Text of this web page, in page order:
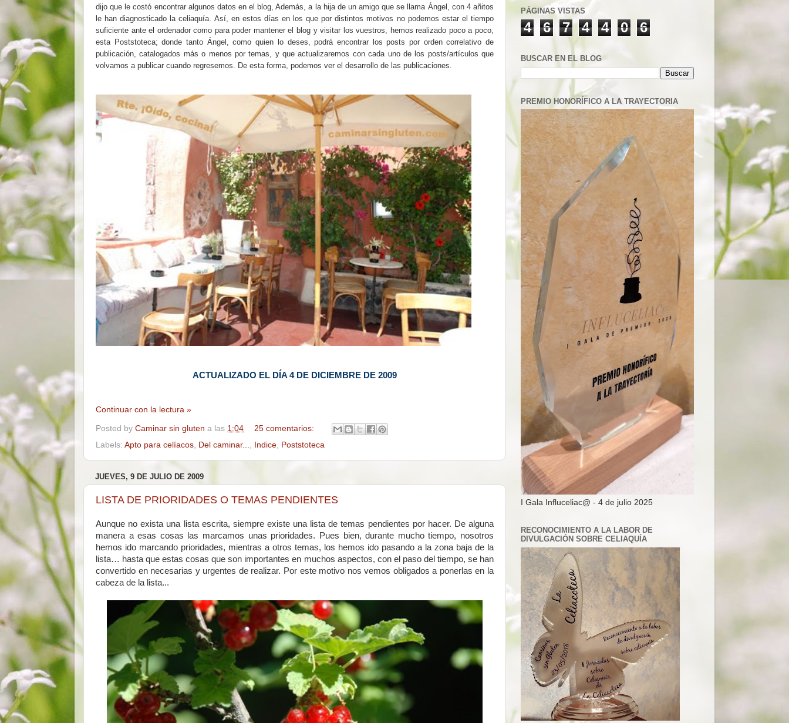
dijo que le costó encontrar algunos datos en el blog, Además, a la hija de un amigo que se llama Ángel, con 4 añitos
le han diagnosticado la celiaquía. Así, en estos días en los que por distintos motivos no podemos estar el tiempo
suficiente ante el ordenador como para poder mantener el blog y visitar los vuestros, hemos realizado poco a poco,
esta Poststoteca; donde tanto Ángel, como quien lo deses, podrá encontrar los posts por orden correlativo de
publicación, catalogados más o menos por temas, y que actualizaremos con cada uno de los posts/artículos que
volvamos a publicar cuando regresemos. De esta forma, podemos ver el desarrollo de las publicaciones.
ACTUALIZADO EL DÍA 4 DE DICIEMBRE DE 2009
Continuar con la lectura »
Posted by Caminar sin gluten a las 1:04
25 comentarios:
Labels: Apto para celíacos Del caminar... Indice Poststoteca
JUEVES, 9 DE JULIO DE 2009
LISTA DE PRIORIDADES O TEMAS PENDIENTES
Aunque no exista una lista escrita, siempre existe una lista de temas pendientes por hacer. De alguna
manera a esas cosas las marcamos unas prioridades. Pues bien, durante mucho tiempo, nosotros
hemos ido marcando prioridades, mientras a otros temas, los hemos ido pasando a la zona baja de la
lista… hasta que estas cosas que son importantes en muchos aspectos, con el paso del tiempo, se han
convertido en necesarias y urgentes de realizar. Por este motivo nos vemos obligados a ponerlas en la
cabeza de la lista...
PÁGINAS VISTAS
4 6 7 4 4 0 6
BUSCAR EN EL BLOG
PREMIO HONORÍFICO A LA TRAYECTORIA
I Gala Influceliac@ - 4 de julio 2025
RECONOCIMIENTO A LA LABOR DE
DIVULGACIÓN SOBRE CELIAQUÍA